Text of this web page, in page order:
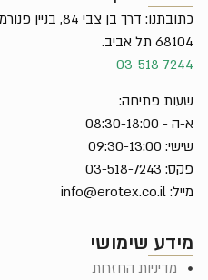
מידע שימושי
מדיניות החזרות
68104 תל אביב.
03-518-7244
שעות פתיחה:
א-ה - 08:30-18:00
שישי: 09:30-13:00
פקס: 03-518-7243
מייל: info@erotex.co.il